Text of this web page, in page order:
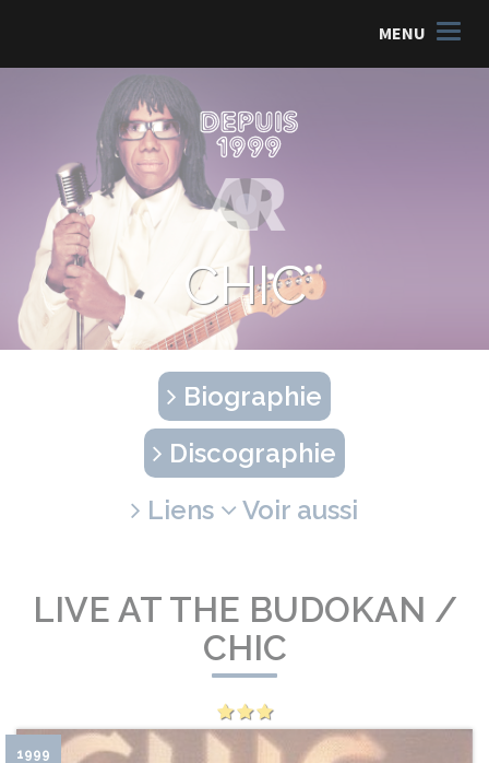
MENU
CHIC
Biographie
Discographie
Liens
Voir aussi
LIVE AT THE BUDOKAN /
CHIC
1999